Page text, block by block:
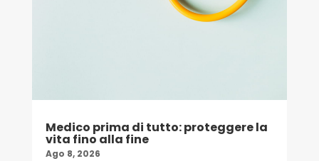
Medico prima di tutto: proteggere la
vita fino alla fine
Ago 8, 2026